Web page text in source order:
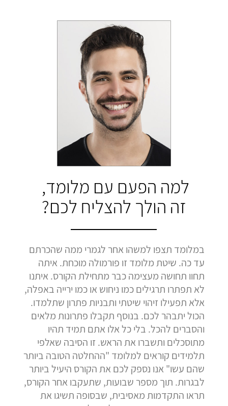
למה הפעם עם מלומד,
זה הולך להצליח לכם?
במלומד תצפו למשהו אחר לגמרי ממה שהכרתם
עד כה. שיטת מלומד זו פורמולה מוכחת. איתה
תחוו תחושה מעצימה כבר מתחילת הקורס. איתנו
לא תפתרו תרגילים כמו ניחוש או כמו ירייה באפלה,
אלא תפעילו זיהוי שיטתי ותבניות פתרון שתלמדו.
הכול יתבהר לכם. בנוסף תקבלו פתרונות מלאים
והסברים להכל. בלי כל אלו אתם תמיד תהיו
מתוסכלים ותשברו את הראש. זו הסיבה שאלפי
תלמידים קוראים למלומד "ההחלטה הטובה ביותר
שהם עשו" אנו נספק לכם את הקורס היעיל ביותר
לבגרות. תוך מספר שבועות, שתעקבו אחר הקורס,
תראו התקדמות מאסיבית, שבסופה תשיגו את